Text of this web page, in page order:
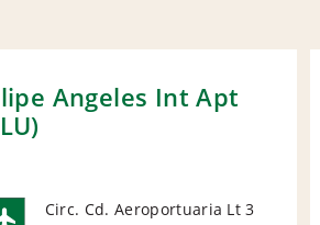
Angeles Int Apt
Circ. Cd. Aeroportuaria Lt 3